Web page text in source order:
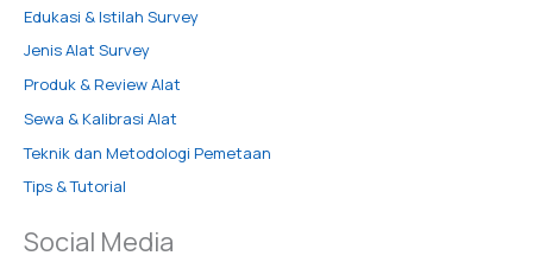
Edukasi & Istilah Survey
Jenis Alat Survey
Produk & Review Alat
Sewa & Kalibrasi Alat
Teknik dan Metodologi Pemetaan
Tips & Tutorial
Social Media